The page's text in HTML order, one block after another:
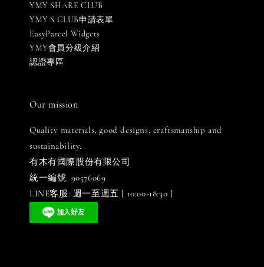
YMY SHARE CLUB
YMY S CLUB申請表單
EasyParcel Widgets
YMY會員分級介紹
認證專區
Our mission
Quality materials, good designs, craftsmanship and
sustainability.
有木有國際股份有限公司
統一編號: 90576069
LINE客服: 週一至週五 [ 10:00-18:30 ]